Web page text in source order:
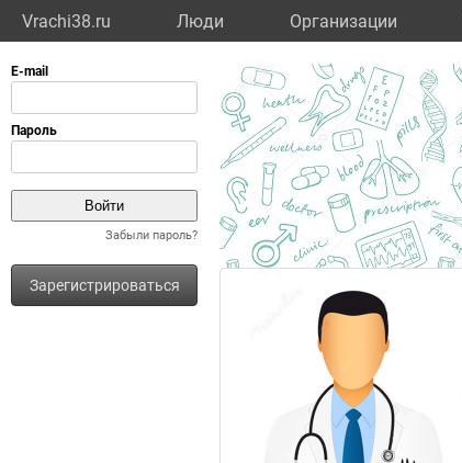
Vrachi38.ru Люди Организации
Забыли пароль?
Зарегистрироваться